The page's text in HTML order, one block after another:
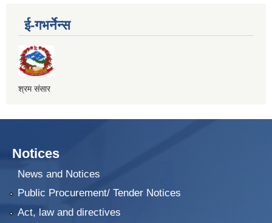
ई-गभर्नेन्स
श्रम संसार
Notices
News and Notices
Public Procurement/ Tender Notices
Act, law and directives